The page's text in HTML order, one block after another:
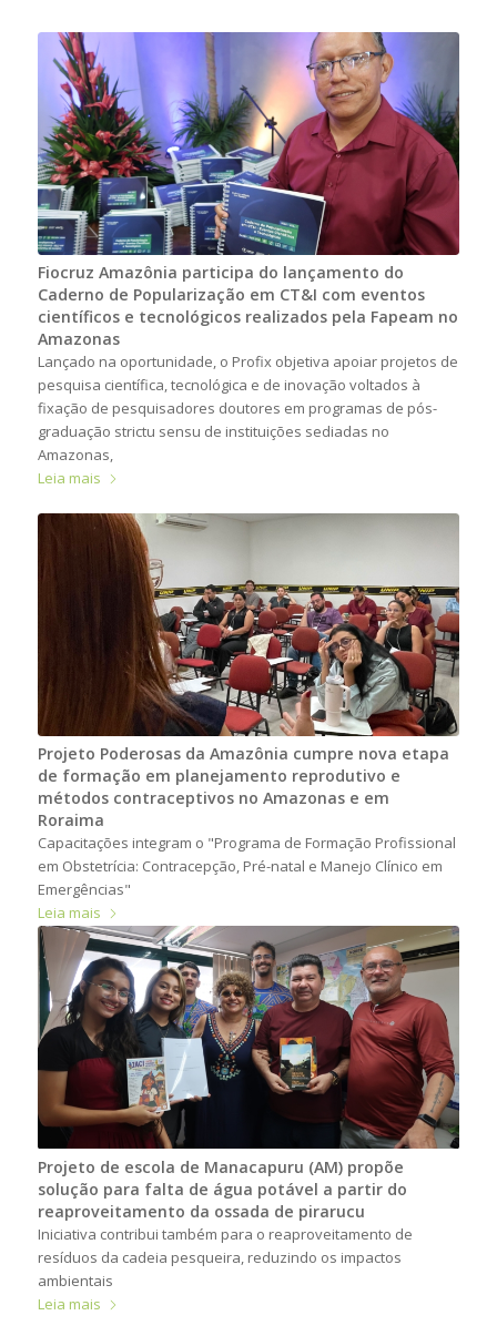
Fiocruz Amazônia participa do lançamento do
Caderno de Popularização em CT&I com eventos
científicos e tecnológicos realizados pela Fapeam no
Amazonas
Lançado na oportunidade, o Profix objetiva apoiar projetos de
pesquisa científica, tecnológica e de inovação voltados à
fixação de pesquisadores doutores em programas de pós-
graduação strictu sensu de instituições sediadas no
Amazonas,
Leia mais
Projeto Poderosas da Amazônia cumpre nova etapa
de formação em planejamento reprodutivo e
métodos contraceptivos no Amazonas e em
Roraima
Capacitações integram o "Programa de Formação Profissional
em Obstetrícia: Contracepção, Pré-natal e Manejo Clínico em
Emergências"
Leia mais
Projeto de escola de Manacapuru (AM) propõe
solução para falta de água potável a partir do
reaproveitamento da ossada de pirarucu
Iniciativa contribui também para o reaproveitamento de
resíduos da cadeia pesqueira, reduzindo os impactos
ambientais
Leia mais